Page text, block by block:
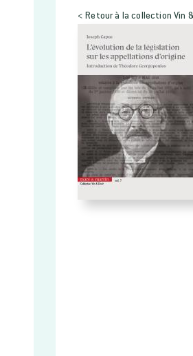
< Retour à la collection Vin